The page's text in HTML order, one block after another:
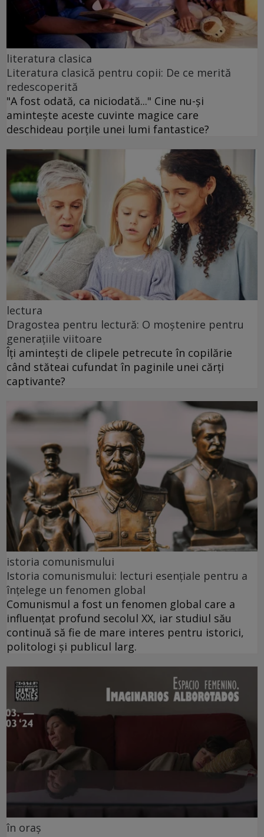
literatura clasica
Literatura clasică pentru copii: De ce merită
redescoperită
"A fost odată, ca niciodată..." Cine nu-și
amintește aceste cuvinte magice care
deschideau porțile unei lumi fantastice?
lectura
Dragostea pentru lectură: O moștenire pentru
generațiile viitoare
Îți amintești de clipele petrecute în copilărie
când stăteai cufundat în paginile unei cărți
captivante?
istoria comunismului
Istoria comunismului: lecturi esențiale pentru a
înțelege un fenomen global
Comunismul a fost un fenomen global care a
influențat profund secolul XX, iar studiul său
continuă să fie de mare interes pentru istorici,
politologi și publicul larg.
în oraș